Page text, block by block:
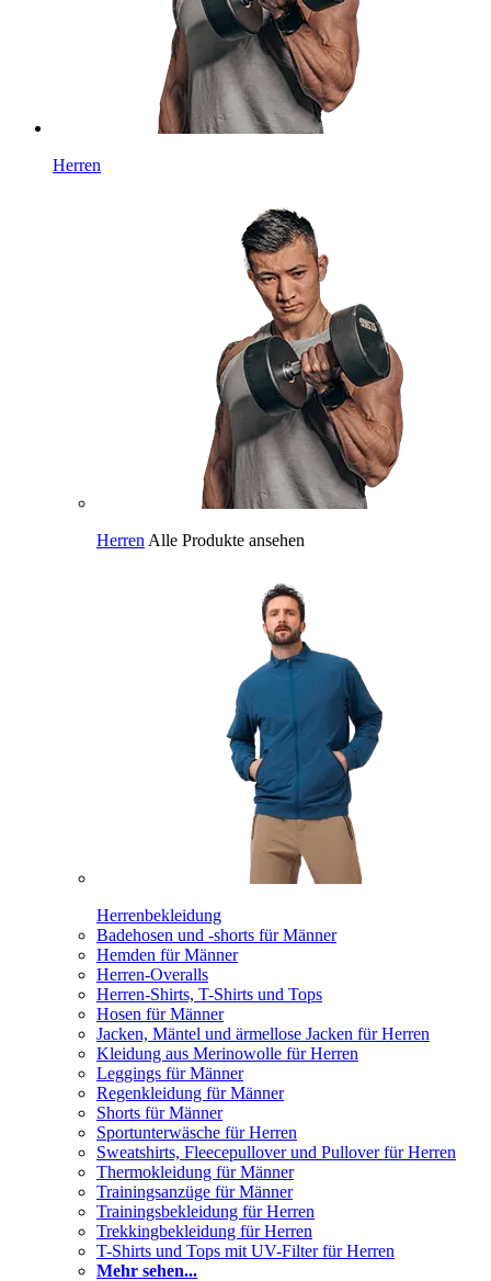
Herren
Herren Alle Produkte ansehen
Herrenbekleidung
Badehosen und -shorts für Männer
Hemden für Männer
Herren-Overalls
Herren-Shirts, T-Shirts und Tops
Hosen für Männer
Jacken, Mäntel und ärmellose Jacken für Herren
Kleidung aus Merinowolle für Herren
Leggings für Männer
Regenkleidung für Männer
Shorts für Männer
Sportunterwäsche für Herren
Sweatshirts, Fleecepullover und Pullover für Herren
Thermokleidung für Männer
Trainingsanzüge für Männer
Trainingsbekleidung für Herren
Trekkingbekleidung für Herren
T-Shirts und Tops mit UV-Filter für Herren
Mehr sehen...